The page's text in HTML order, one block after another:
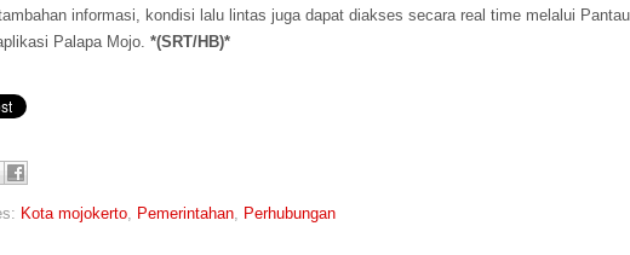
informasi, kondisi lalu lintas juga dapat diakses secara real time melalui
Palapa Mojo. *(SRT/HB)*
Kota mojokerto, Pemerintahan, Perhubungan